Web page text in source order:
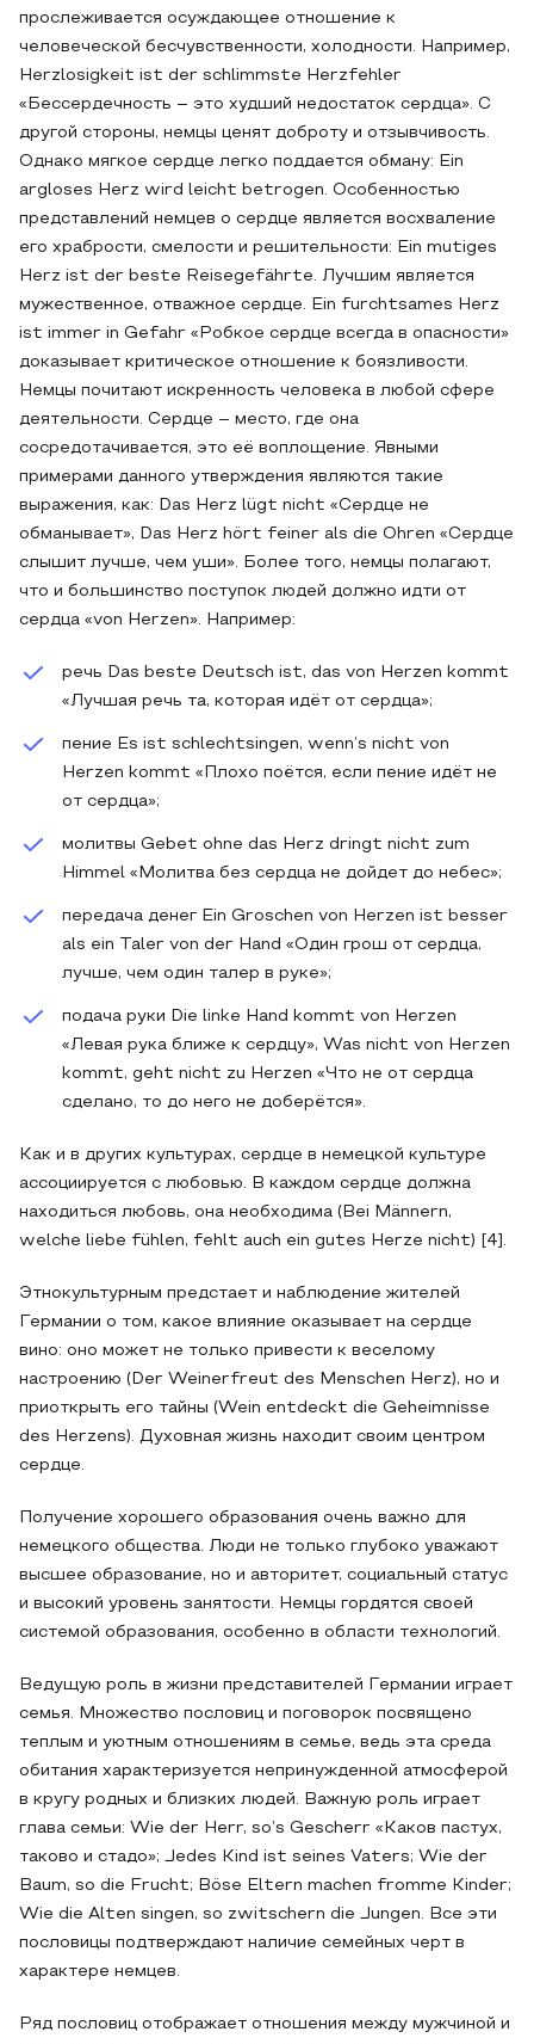
прослеживается осуждающее отношение к
человеческой бесчувственности, холодности. Например,
Herzlosigkeit ist der schlimmste Herzfehler
«Бессердечность – это худший недостаток сердца». С
другой стороны, немцы ценят доброту и отзывчивость.
Однако мягкое сердце легко поддается обману: Ein
argloses Herz wird leicht betrogen. Особенностью
представлений немцев о сердце является восхваление
его храбрости, смелости и решительности: Ein mutiges
Herz ist der beste Reisegefährte. Лучшим является
мужественное, отважное сердце. Ein furchtsames Herz
ist immer in Gefahr «Робкое сердце всегда в опасности»
доказывает критическое отношение к боязливости.
Немцы почитают искренность человека в любой сфере
деятельности. Сердце – место, где она
сосредотачивается, это её воплощение. Явными
примерами данного утверждения являются такие
выражения, как: Das Herz lügt nicht «Сердце не
обманывает», Das Herz hört feiner als die Ohren «Сердце
слышит лучше, чем уши». Более того, немцы полагают,
что и большинство поступок людей должно идти от
сердца «von Herzen». Например:
речь Das beste Deutsch ist, das von Herzen kommt
«Лучшая речь та, которая идёт от сердца»;
пение Es ist schlechtsingen, wenn’s nicht von
Herzen kommt «Плохо поётся, если пение идёт не
от сердца»;
молитвы Gebet ohne das Herz dringt nicht zum
Himmel «Молитва без сердца не дойдет до небес»;
передача денег Ein Groschen von Herzen ist besser
als ein Taler von der Hand «Один грош от сердца,
лучше, чем один талер в руке»;
подача руки Die linke Hand kommt von Herzen
«Левая рука ближе к сердцу», Was nicht von Herzen
kommt, geht nicht zu Herzen «Что не от сердца
сделано, то до него не доберётся».
Как и в других культурах, сердце в немецкой культуре
ассоциируется с любовью. В каждом сердце должна
находиться любовь, она необходима (Bei Männern,
welche liebe fühlen, fehlt auch ein gutes Herze nicht) [4].
Этнокультурным предстает и наблюдение жителей
Германии о том, какое влияние оказывает на сердце
вино: оно может не только привести к веселому
настроению (Der Weinerfreut des Menschen Herz), но и
приоткрыть его тайны (Wein entdeckt die Geheimnisse
des Herzens). Духовная жизнь находит своим центром
сердце.
Получение хорошего образования очень важно для
немецкого общества. Люди не только глубоко уважают
высшее образование, но и авторитет, социальный статус
и высокий уровень занятости. Немцы гордятся своей
системой образования, особенно в области технологий.
Ведущую роль в жизни представителей Германии играет
семья. Множество пословиц и поговорок посвящено
теплым и уютным отношениям в семье, ведь эта среда
обитания характеризуется непринужденной атмосферой
в кругу родных и близких людей. Важную роль играет
глава семьи: Wie der Herr, so’s Gescherr «Каков пастух,
таково и стадо»; Jedes Kind ist seines Vaters; Wie der
Baum, so die Frucht; Böse Eltern machen fromme Kinder;
Wie die Alten singen, so zwitschern die Jungen. Все эти
пословицы подтверждают наличие семейных черт в
характере немцев.
Ряд пословиц отображает отношения между мужчиной и